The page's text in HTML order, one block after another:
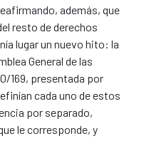
además, que
resto de derechos
lugar un nuevo hito: la
General de las
169, presentada por
cada uno de estos
por separado,
le corresponde, y